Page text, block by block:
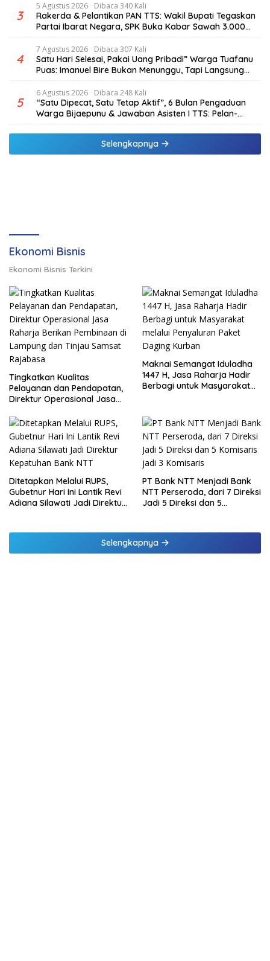
3
5 Agustus 2026 Dibaca 340 Kali
Rakerda & Pelantikan PAN TTS: Wakil Bupati Tegaskan
Partai Ibarat Negara, SPK Buka Kabar Sawah 3.000
Hektar & Larangan Politik Uang
4
7 Agustus 2026 Dibaca 307 Kali
Satu Hari Selesai, Pakai Uang Pribadi” Warga Tuafanu
Puas: Imanuel Bire Bukan Menunggu, Tapi Langsung
Bekerja
5
6 Agustus 2026 Dibaca 248 Kali
“Satu Dipecat, Satu Tetap Aktif”, 6 Bulan Pengaduan
Warga Bijaepunu & Jawaban Asisten I TTS: Pelan-
pelan, Tapi Pasti.
Selengkapnya
Ekonomi Bisnis
Ekonomi Bisnis Terkini
Tingkatkan Kualitas
Pelayanan dan Pendapatan,
Direktur Operasional Jasa
di Lampung dan Tinjau
Samsat Rajabasa
Maknai Semangat Iduladha
1447 H, Jasa Raharja Hadir
Berbagi untuk Masyarakat
Ditetapkan Melalui RUPS,
Gubetnur Hari Ini Lantik Revi
Adiana Silawati Jadi Direktur
PT Bank NTT Menjadi Bank
NTT Perseroda, dari 7 Direksi
Jadi 5 Direksi dan 5
Selengkapnya